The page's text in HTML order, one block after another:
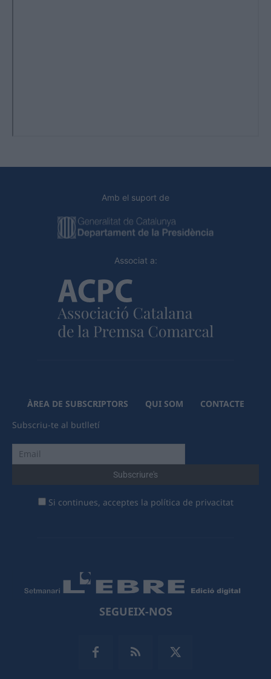
Amb el suport de
Associat a:
ÀREA DE SUBSCRIPTORS QUI SOM
CONTACTE
Subscriu-te al butlletí
Si continues, acceptes la política de privacitat
SEGUEIX-NOS